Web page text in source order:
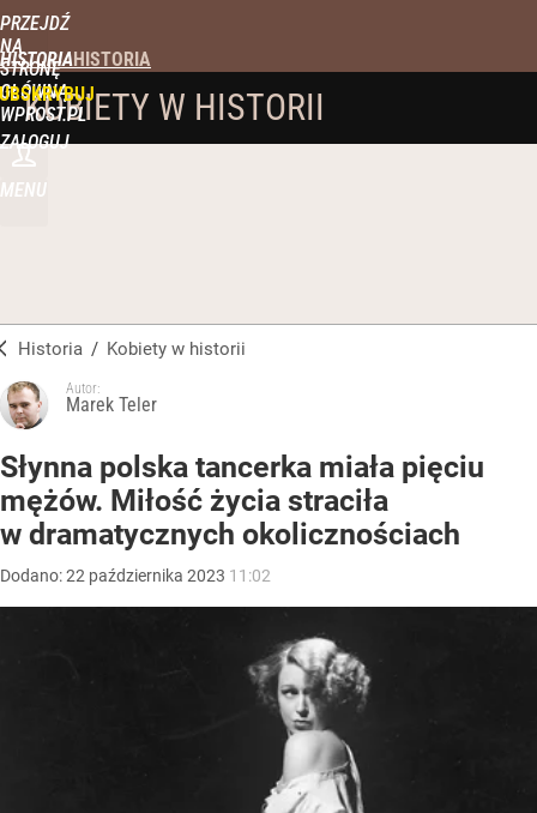
PRZEJDŹ
NA
STRONĘ
GŁÓWNĄ
WPROST.PL
HISTORIA
ZALOGUJ
MENU
KOBIETY W HISTORII
Historia / Kobiety w historii
Autor:
Marek Teler
Słynna polska tancerka miała pięciu
mężów. Miłość życia straciła
w dramatycznych okolicznościach
Dodano:22 października 2023 11:02